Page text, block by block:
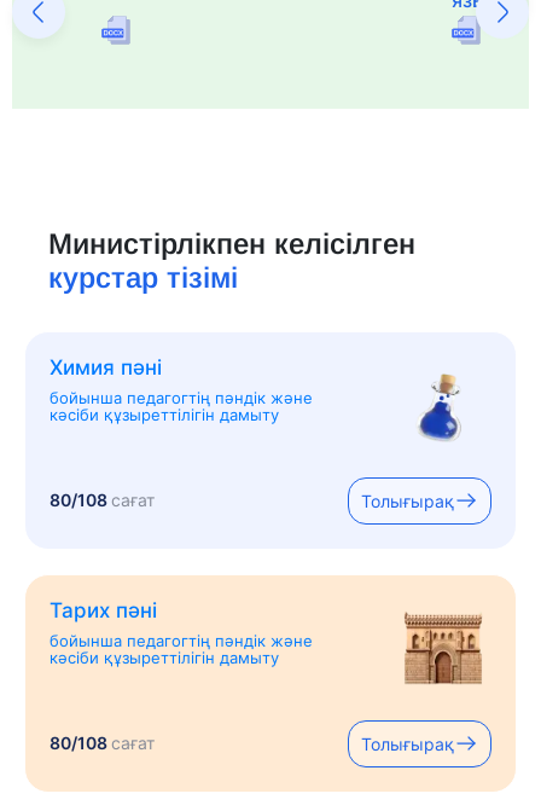
Министірлікпен келісілген
курстар тізімі
Химия пәні
бойынша педагогтің пәндік және
кәсіби құзыреттілігін дамыту
80/108сағат Толығырақ
Тарих пәні
бойынша педагогтің пәндік және
кәсіби құзыреттілігін дамыту
80/108сағат Толығырақ